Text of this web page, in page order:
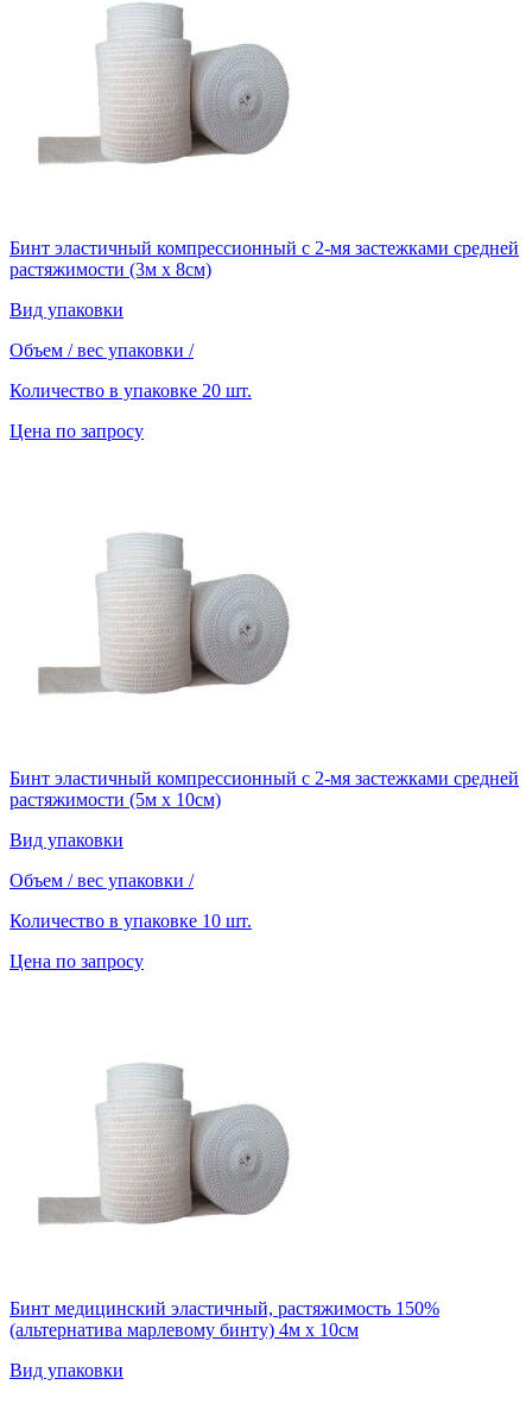
Бинт эластичный компрессионный с 2-мя застежками средней
растяжимости (3м х 8см)
Вид упаковки
Объем / вес упаковки /
Количество в упаковке 20 шт.
Цена по запросу
Бинт эластичный компрессионный с 2-мя застежками средней
растяжимости (5м х 10см)
Вид упаковки
Объем / вес упаковки /
Количество в упаковке 10 шт.
Цена по запросу
Бинт медицинский эластичный, растяжимость 150%
(альтернатива марлевому бинту) 4м х 10см
Вид упаковки